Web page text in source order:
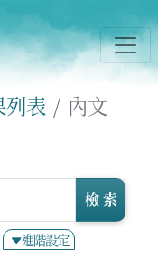
列表 內文
進階設定
檢 索